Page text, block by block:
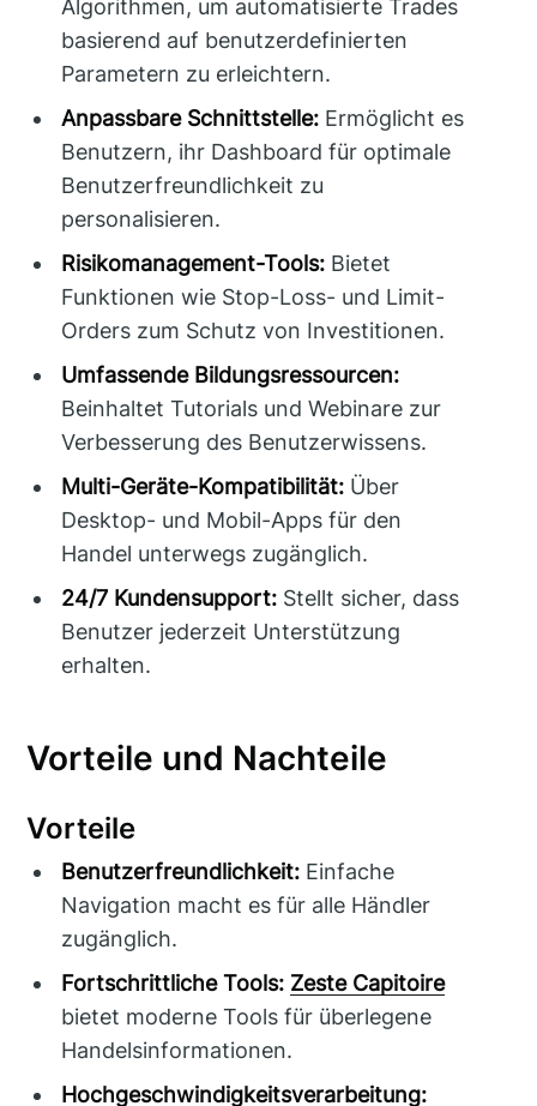
Algorithmen, um automatisierte Trades
basierend auf benutzerdefinierten
Parametern zu erleichtern.
Anpassbare Schnittstelle: Ermöglicht es
Benutzern, ihr Dashboard für optimale
Benutzerfreundlichkeit zu
personalisieren.
Risikomanagement-Tools: Bietet
Funktionen wie Stop-Loss- und Limit-
Orders zum Schutz von Investitionen.
Umfassende Bildungsressourcen:
Beinhaltet Tutorials und Webinare zur
Verbesserung des Benutzerwissens.
Multi-Geräte-Kompatibilität: Über
Desktop- und Mobil-Apps für den
Handel unterwegs zugänglich.
24/7 Kundensupport: Stellt sicher, dass
Benutzer jederzeit Unterstützung
erhalten.
Vorteile und Nachteile
Vorteile
Benutzerfreundlichkeit: Einfache
Navigation macht es für alle Händler
zugänglich.
Fortschrittliche Tools: Zeste Capitoire
bietet moderne Tools für überlegene
Handelsinformationen.
Hochgeschwindigkeitsverarbeitung: